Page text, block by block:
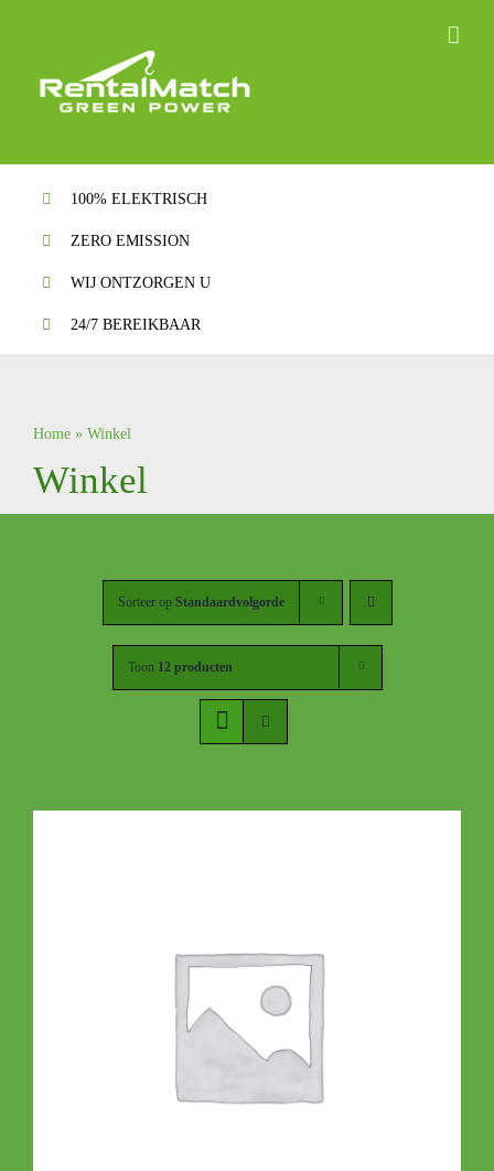
inhoud
100% ELEKTRISCH
ZERO EMISSION
WIJ ONTZORGEN U
24/7 BEREIKBAAR
Home» Winkel
Winkel
Sorteer op Standaardvolgorde
Toon 12 producten